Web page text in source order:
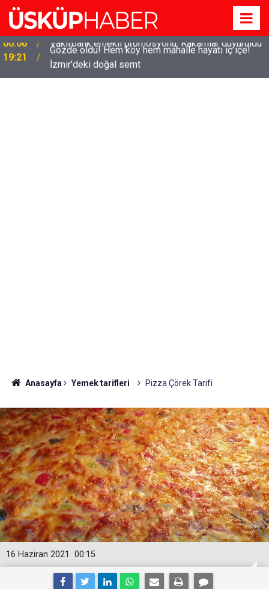
19:21
Gözde oldu! Hem köy hem mahalle hayatı iç içe!
İzmir'deki doğal semt
Anasayfa Yemek tarifleri Pizza Çörek Tarifi
00:15
16 Haziran 2021